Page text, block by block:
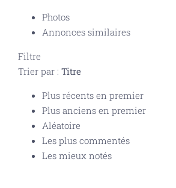
Photos
Annonces similaires
Filtre
Trier par : Titre
Plus récents en premier
Plus anciens en premier
Aléatoire
Les plus commentés
Les mieux notés